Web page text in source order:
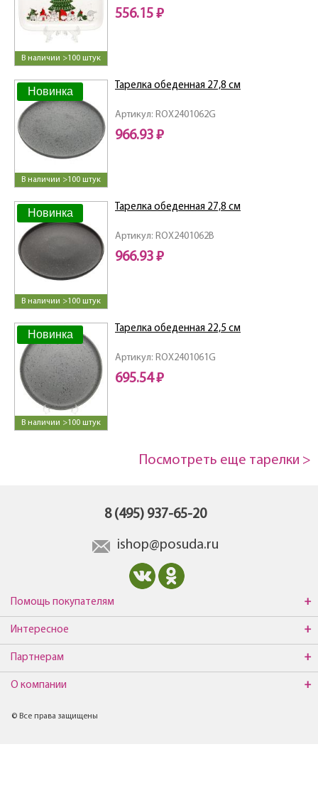
В наличии >100 штук
556.15 ₽
Новинка
В наличии >100 штук
Артикул: ROX2401062G
Тарелка обеденная 27,8 см
966.93 ₽
Новинка
В наличии >100 штук
Артикул: ROX2401062B
Тарелка обеденная 27,8 см
966.93 ₽
Новинка
В наличии >100 штук
Артикул: ROX2401061G
Тарелка обеденная 22,5 см
695.54 ₽
Посмотреть еще тарелки >
8 (495) 937-65-20
ishop@posuda.ru
Помощь покупателям
Интересное
Партнерам
О компании
© Все права защищены